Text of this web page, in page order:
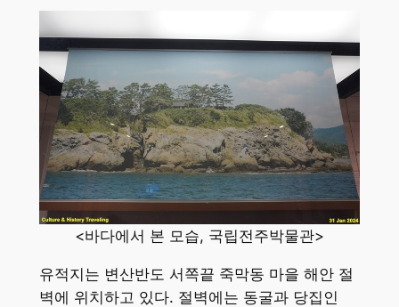
<바다에서 본 모습, 국립전주박물관>
유적지는 변산반도 서쪽끝 죽막동 마을 해안 절
벽에 위치하고 있다. 절벽에는 동굴과 당집인